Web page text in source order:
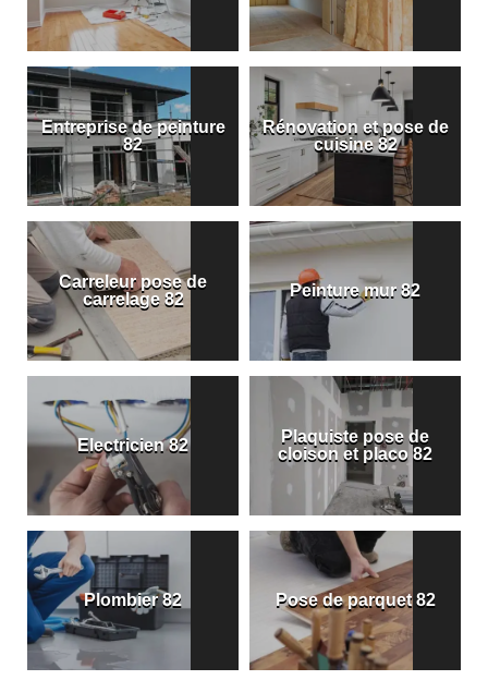
Entreprise de peinture
82
Rénovation et pose de
cuisine 82
Carreleur pose de
carrelage 82
Peinture mur 82
Electricien 82
Plaquiste pose de
cloison et placo 82
Plombier 82 Pose de parquet 82